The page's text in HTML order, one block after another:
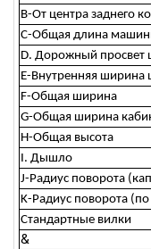
B-От центра заднего
C-Общая длина
D. Дорожный просвет
E-Внутренняя ширина
F-Общая ширина
G-Общая ширина
H-Общая высота
I. Дышло
J-Радиус поворота
K-Радиус поворота
Стандартные вилки
&